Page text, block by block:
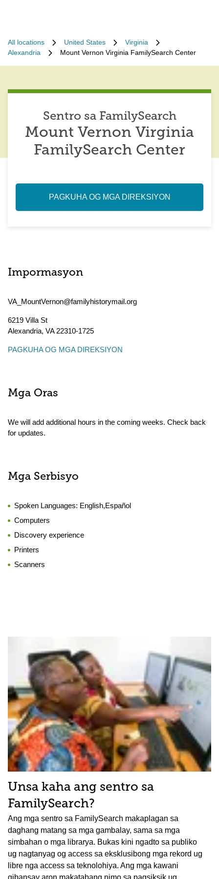
All locations United States
Virginia
Alexandria
Mount Vernon Virginia FamilySearch Center
Sentro sa FamilySearch
Mount Vernon Virginia
FamilySearch Center
PAGKUHA OG MGA DIREKSIYON
Impormasyon
VA_MountVernon@familyhistorymail.org
6219 Villa St
Alexandria, VA22310-1725
PAGKUHA OG MGA DIREKSIYON
Mga Oras
We will add additional hours in the coming weeks. Check back
for updates.
Mga Serbisyo
Spoken Languages: English,Español
Computers
Discovery experience
Printers
Scanners
Unsa kaha ang sentro sa
FamilySearch?
Ang mga sentro sa FamilySearch makaplagan sa
daghang matang sa mga gambalay, sama sa mga
simbahan o mga librarya. Bukas kini ngadto sa publiko
ug nagtanyag og access sa eksklusibong mga rekord ug
libre nga access sa teknolohiya. Ang mga kawani
gibansay aron makatabang nimo sa pagsiksik ug